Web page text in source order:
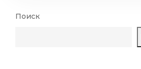
Поиск